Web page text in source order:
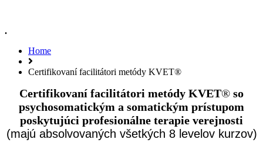
.
Home
Certifikovaní facilitátori metódy KVET®
Certifikovaní facilitátori metódy KVET® so
psychosomatickým a somatickým prístupom
poskytujúci profesionálne terapie verejnosti
(majú absolvovaných všetkých 8 levelov kurzov)